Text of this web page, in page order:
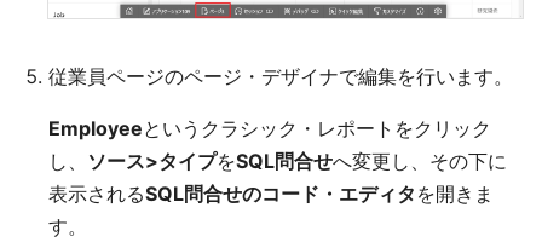
従業員ページのページ・デザイナで編集を行います。
Employeeというクラシック・レポートをクリック
し、 ソース>タイプをSQL問合せへ変更し、その下に
表示されるSQL問合せのコード・エディタ を開きま
す。